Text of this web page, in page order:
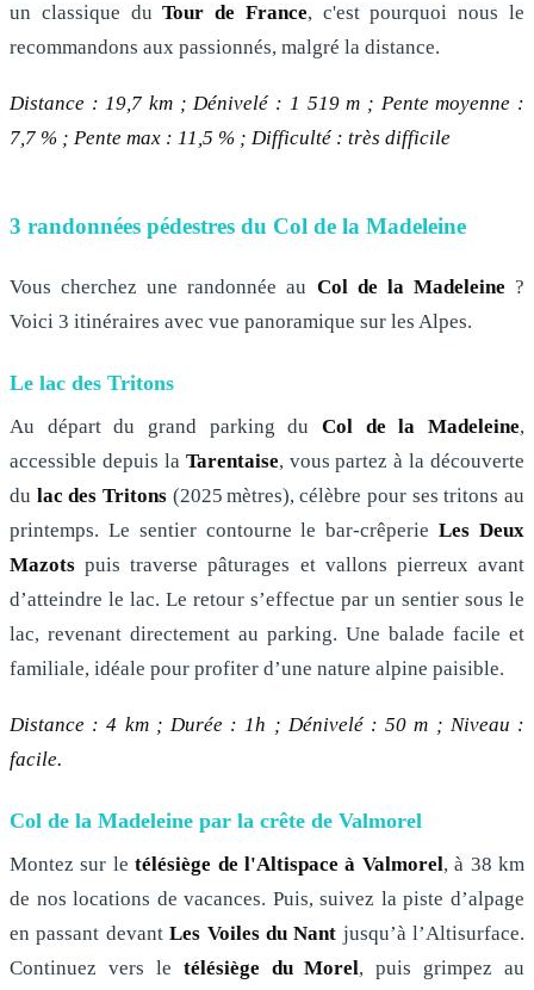
un classique duTour de France, c'est pourquoi nous le
recommandons aux passionnés, malgré la distance.
Distance : 19,7 km ; Dénivelé : 1 519 m ; Pente moyenne :
7,7 % ; Pente max : 11,5 % ; Difficulté : très difficile
3 randonnées pédestres du Col de la Madeleine
Vous cherchez une randonnée au Col de la Madeleine ?
Voici 3 itinéraires avec vue panoramique sur les Alpes.
Le lac des Tritons
Au départ du grand parking du Col de la Madeleine,
accessible depuis la Tarentaise, vous partez à la découverte
du lac des Tritons (2025 mètres), célèbre pour ses tritons au
printemps. Le sentier contourne le bar-crêperieLes Deux
Mazots puis traverse pâturages et vallons pierreux avant
d’atteindre le lac. Le retour s’effectue par un sentier sous le
lac, revenant directement au parking. Une balade facile et
familiale, idéale pour profiter d’une nature alpine paisible.
Distance : 4 km ; Durée : 1h ; Dénivelé : 50 m ; Niveau :
facile.
Col de la Madeleine par la crête de Valmorel
Montez sur letélésiège de l'Altispace à Valmorel, à 38 km
de nos locations de vacances. Puis, suivez la piste d’alpage
en passant devantLes Voiles du Nant jusqu’à l’Altisurface.
Continuez vers le télésiège du Morel, puis grimpez au